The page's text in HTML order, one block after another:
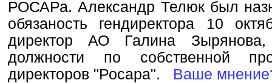
РОСАРа. Александр Телюк был
обязаность гендиректора 10
директор АО Галина
должности по собственной
директоров "Росара". Ваше